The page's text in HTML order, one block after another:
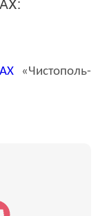
«Чистополь-